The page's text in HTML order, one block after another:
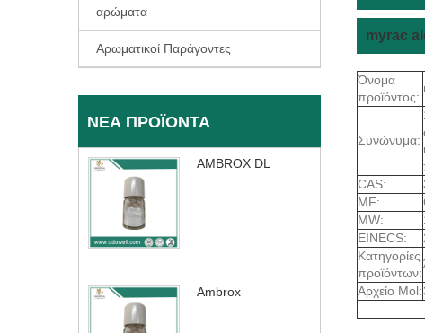
αρώματα
Αρωματικοί Παράγοντες
ΝΈΑ ΠΡΟΪΌΝΤΑ
AMBROX DL
Ambrox
myrac
Όνομα
προϊόντος:
Συνώνυμα:
CAS:
MF:
MW:
EINECS:
Κατηγορίες
προϊόντων:
Αρχείο Mol: